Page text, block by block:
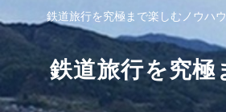
鉄道旅行を究極まで楽しむノウハ
鉄道旅行を究極